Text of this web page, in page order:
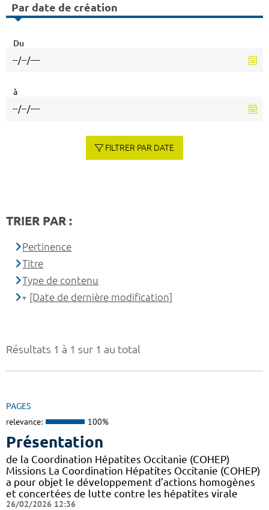
Résultats 1 à 1 sur 1 au total
PAGES
relevance: 100%
Présentation
de la Coordination Hépatites Occitanie (COHEP)
Missions La Coordination Hépatites Occitanie (COHEP)
a pour objet le développement d’actions homogènes
et concertées de lutte contre les hépatites virale
26/02/2026 12:36
Par date de création
Du
à
FILTRER PAR DATE
TRIER PAR :
Pertinence
Titre
Type de contenu
[Date de dernière modification]